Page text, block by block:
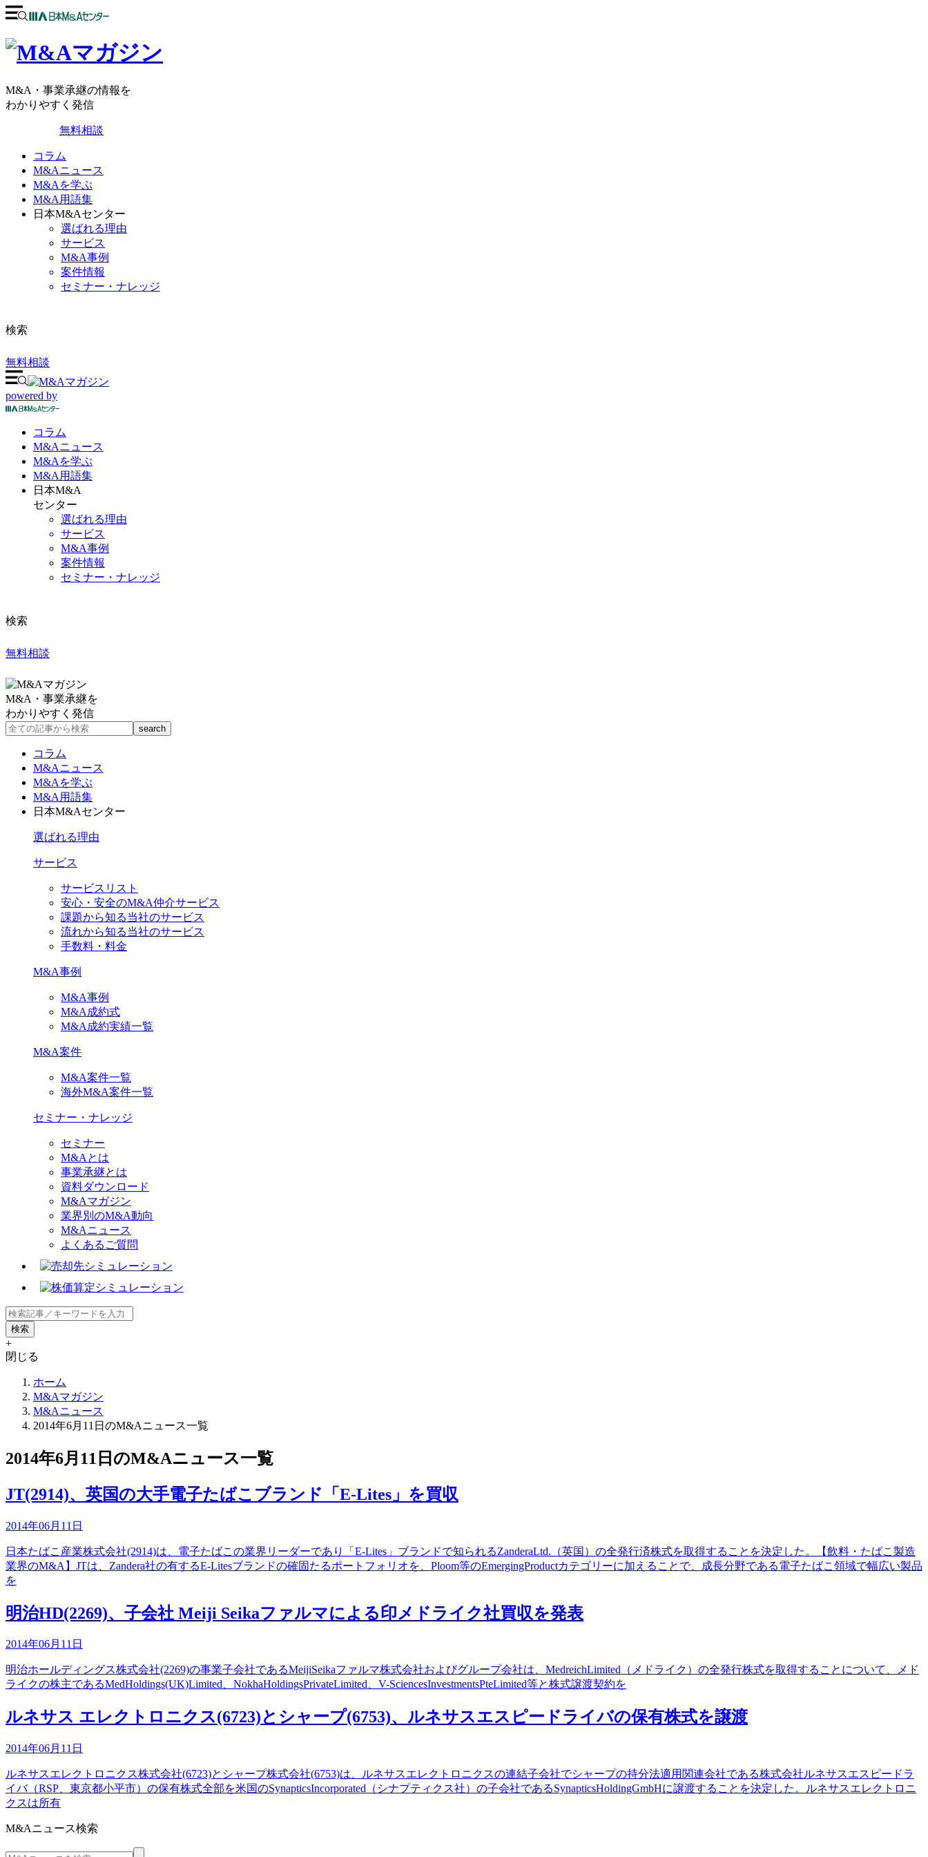
M&A・事業承継の情報を
わかりやすく発信
無料相談
コラム
M&Aニュース
M&Aを学ぶ
M&A用語集
日本M&Aセンター
選ばれる理由
サービス
M&A事例
案件情報
セミナー・ナレッジ
検索
無料相談
powered by
コラム
M&Aニュース
M&Aを学ぶ
M&A 用語集
日本M&A
センター
選ばれる理由
サービス
M&A事例
案件情報
セミナー・ナレッジ
検索
無料相談
M&A・事業承継を
わかりやすく発信
コラム
M&Aニュース
M&Aを学ぶ
M&A用語集
日本M&Aセンター
選ばれる理由
サービス
サービスリスト
安心・安全のM&A仲介サービス
課題から知る当社のサービス
流れから知る当社のサービス
手数料・料金
M&A事例
M&A事例
M&A成約式
M&A成約実績一覧
M&A案件
M&A案件一覧
海外M&A案件一覧
セミナー・ナレッジ
セミナー
M&Aとは
事業承継とは
資料ダウンロード
M&Aマガジン
業界別のM&A動向
M&Aニュース
よくあるご質問
+
閉じる
ホーム
M&Aマガジン
M&Aニュース
2014年6月11日のM&Aニュース一覧
2014年6月11日のM&Aニュース一覧
JT(2914)、英国の大手電子たばこブランド「E-Lites」を買収
2014年06月11日
日本たばこ産業株式会社(2914)は、電子たばこの業界リーダーであり「E-Lites」ブランドで知られるZanderaLtd.（英国）の全発行済株式を取得することを決定した。【飲料・たばこ製造
業界のM&A】JTは、Zandera社の有するE-Litesブランドの確固たるポートフォリオを、Ploom等のEmergingProductカテゴリーに加えることで、成長分野である電子たばこ領域で幅広い製品
を
明治HD(2269)、子会社 Meiji Seikaファルマによる印メドライク社買収を発表
2014年06月11日
明治ホールディングス株式会社(2269)の事業子会社であるMeijiSeikaファルマ株式会社およびグループ会社は、MedreichLimited（メドライク）の全発行株式を取得することについて、メド
ライクの株主であるMedHoldings(UK)Limited、NokhaHoldingsPrivateLimited、V-SciencesInvestmentsPteLimited等と株式譲渡契約を
ルネサス エレクトロニクス(6723)とシャープ(6753)、ルネサスエスピードライバの保有株式を譲渡
2014年06月11日
ルネサスエレクトロニクス株式会社(6723)とシャープ株式会社(6753)は、ルネサスエレクトロニクスの連結子会社でシャープの持分法適用関連会社である株式会社ルネサスエスピードラ
イバ（RSP、東京都小平市）の保有株式全部を米国のSynapticsIncorporated（シナプティクス社）の子会社であるSynapticsHoldingGmbHに譲渡することを決定した。ルネサスエレクトロニ
クスは所有
M&Aニュース検索